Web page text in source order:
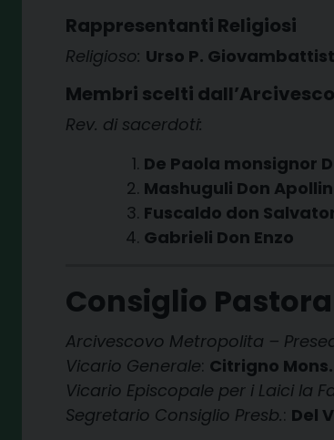
Rappresentanti Religiosi
Religioso: Urso P.
Membri scelti
Rev. di sacerdoti:
De Paola monsignor
Mashuguli Don
Fuscaldo don
Gabrieli Don Enzo
Consiglio
Arcivescovo Metropolita –
Vicario Generale: Citrigno
Vicario Episcopale per i Laici la
Segretario Consiglio Presb.: Del